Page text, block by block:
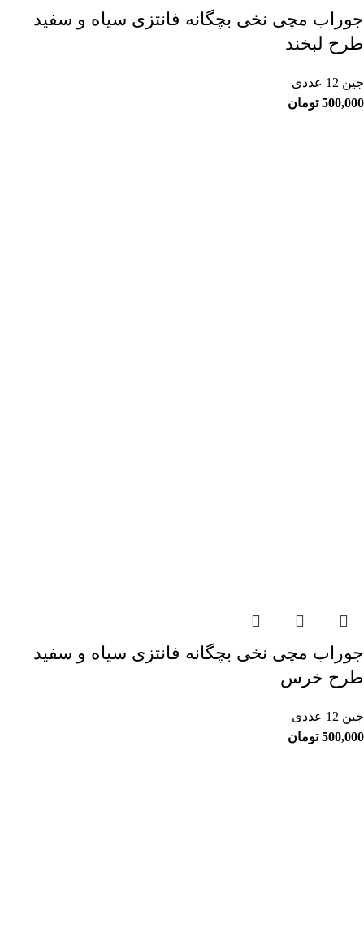
جوراب مچی نخی بچگانه فانتزی سیاه و سفید
طرح لبخند
جین 12 عددی
500,000 تومان
جوراب مچی نخی بچگانه فانتزی سیاه و سفید
طرح خرس
جین 12 عددی
500,000 تومان